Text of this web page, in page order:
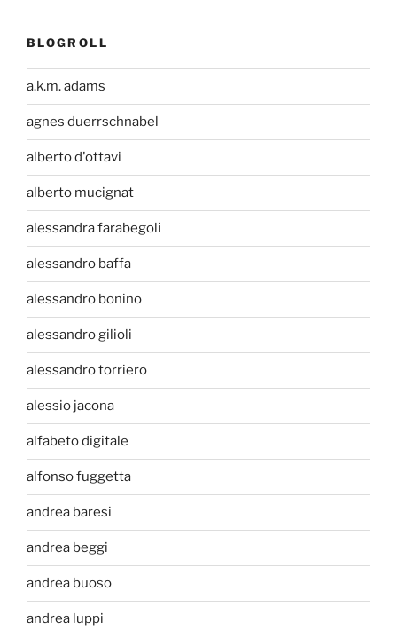
BLOGROLL
a.k.m. adams
agnes duerrschnabel
alberto d'ottavi
alberto mucignat
alessandra farabegoli
alessandro baffa
alessandro bonino
alessandro gilioli
alessandro torriero
alessio jacona
alfabeto digitale
alfonso fuggetta
andrea baresi
andrea beggi
andrea buoso
andrea luppi